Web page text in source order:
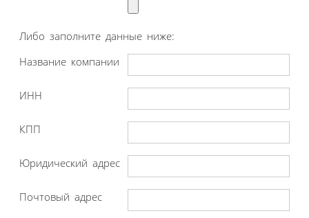
Либо заполните данные ниже:
Название компании
ИНН
КПП
Юридический адрес
Почтовый адрес